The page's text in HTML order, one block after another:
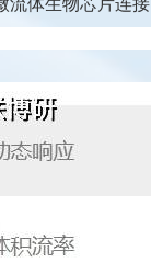
流体生物芯片连接